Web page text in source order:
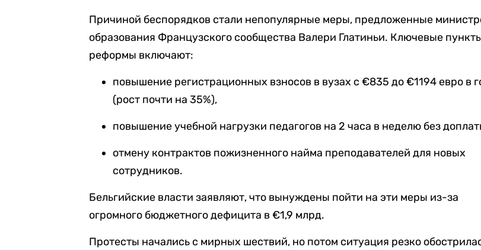
Причиной беспорядков стали непопулярные меры, предложенные
образования Французского сообщества Валери Глатиньи. Ключевые
реформы включают:
повышение регистрационных взносов в вузах с €835 до €1194 евро в
(рост почти на 35%),
повышение учебной нагрузки педагогов на 2 часа в неделю без
отмену контрактов пожизненного найма преподавателей для новых
сотрудников.
Бельгийские власти заявляют, что вынуждены пойти на эти меры из-за
огромного бюджетного дефицита в €1,9 млрд.
Протесты начались с мирных шествий, но потом ситуация резко